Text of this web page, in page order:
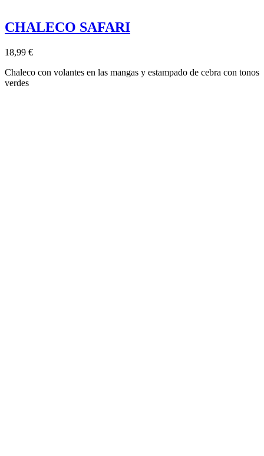
CHALECO SAFARI
18,99 €
Chaleco con volantes en las mangas y estampado de cebra con tonos
verdes